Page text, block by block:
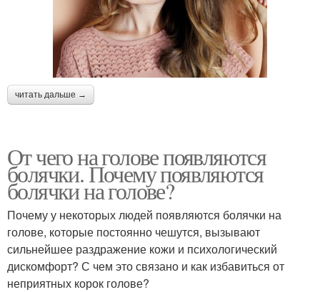
читать дальше →
От чего на голове появляются
болячки. Почему появляются
болячки на голове?
Почему у некоторых людей появляются болячки на
голове, которые постоянно чешутся, вызывают
сильнейшее раздражение кожи и психологический
дискомфорт? С чем это связано и как избавиться от
неприятных корок голове?